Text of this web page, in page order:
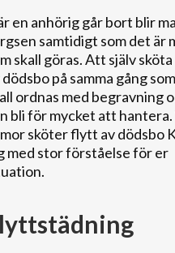
en anhörig går bort blir
samtidigt som det är
skall göras. Att själv
dödsbo på samma gång
ordnas med begravning
bli för mycket att hantera.
sköter flytt av dödsbo
med stor förståelse för er